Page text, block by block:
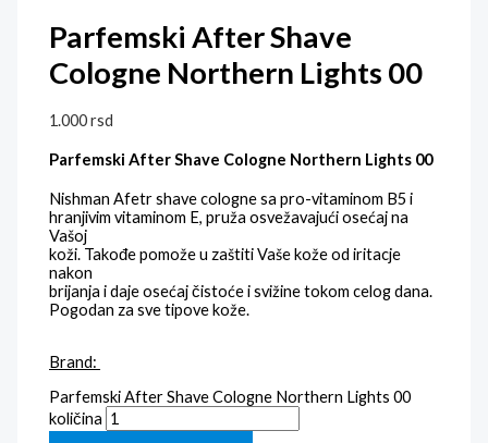
Parfemski After Shave
Cologne Northern Lights 00
1.000rsd
Parfemski After Shave Cologne Northern Lights 00
Nishman Afetr shave cologne sa pro-vitaminom B5 i
hranjivim vitaminom E, pruža osvežavajući osećaj na
Vašoj
koži. Takođe pomože u zaštiti Vaše kože od iritacje
nakon
brijanja i daje osećaj čistoće i svižine tokom celog dana.
Pogodan za sve tipove kože.
Brand:
Parfemski After Shave Cologne Northern Lights 00
količina